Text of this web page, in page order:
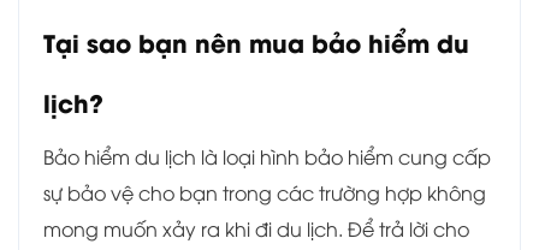
Tại sao bạn nên mua bảo hiểm du
lịch?
Bảo hiểm du lịch là loại hình bảo hiểm cung cấp
sự bảo vệ cho bạn trong các trường hợp không
mong muốn xảy ra khi đi du lịch. Để trả lời cho